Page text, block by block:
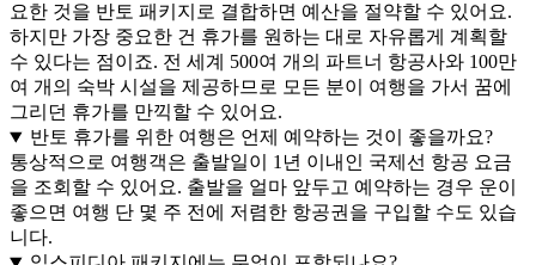
요한 것을 반토 패키지로 결합하면 예산을 절약할 수 있어요.
하지만 가장 중요한 건 휴가를 원하는 대로 자유롭게 계획할
수 있다는 점이죠. 전 세계 500여 개의 파트너 항공사와 100만
여 개의 숙박 시설을 제공하므로 모든 분이 여행을 가서 꿈에
그리던 휴가를 만끽할 수 있어요.
반토 휴가를 위한 여행은 언제 예약하는 것이 좋을까요?
통상적으로 여행객은 출발일이 1년 이내인 국제선 항공 요금
을 조회할 수 있어요. 출발을 얼마 앞두고 예약하는 경우 운이
좋으면 여행 단 몇 주 전에 저렴한 항공권을 구입할 수도 있습
니다.